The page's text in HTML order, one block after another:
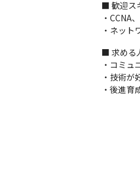
■ 歓迎ス
・CCNA
・ネット
■ 求める
・コミュ
・技術が
・後進育